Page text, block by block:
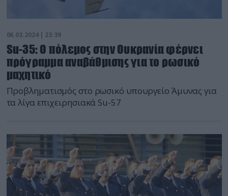
06.03.2024 | 23:39
Su-35: Ο πόλεμος στην Ουκρανία φέρνει
πρόγραμμα αναβάθμισης για το ρωσικό
μαχητικό
Προβληματισμός στο ρωσικό υπουργείο Άμυνας για
τα λίγα επιχειρησιακά Su-57